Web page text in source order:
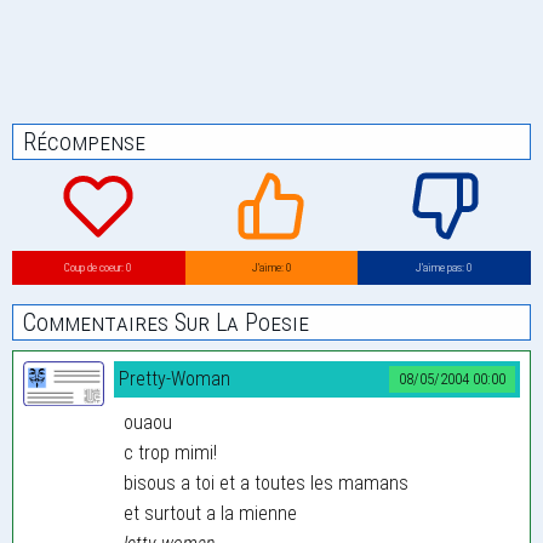
Récompense
Coup de coeur: 0 J’aime: 0 J’aime pas: 0
Commentaires Sur La Poesie
08/05/2004 00:00
Pretty-Woman
ouaou
c trop mimi!
bisous a toi et a toutes les mamans
et surtout a la mienne